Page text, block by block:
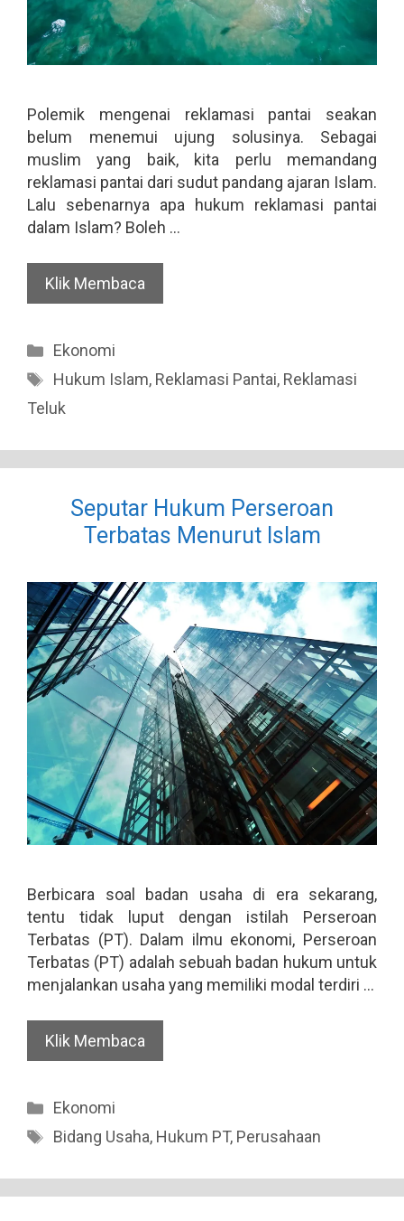
Polemik mengenai reklamasi pantai seakan
belum menemui ujung solusinya. Sebagai
muslim yang baik, kita perlu memandang
reklamasi pantai dari sudut pandang ajaran Islam.
Lalu sebenarnya apa hukum reklamasi pantai
dalam Islam? Boleh …
Klik Membaca
Categories
Ekonomi
Tags
Hukum Islam, Reklamasi Pantai, Reklamasi
Teluk
Seputar Hukum Perseroan
Terbatas Menurut Islam
Berbicara soal badan usaha di era sekarang,
tentu tidak luput dengan istilah Perseroan
Terbatas (PT). Dalam ilmu ekonomi, Perseroan
Terbatas (PT) adalah sebuah badan hukum untuk
menjalankan usaha yang memiliki modal terdiri …
Klik Membaca
Categories
Ekonomi
Tags
Bidang Usaha, Hukum PT, Perusahaan